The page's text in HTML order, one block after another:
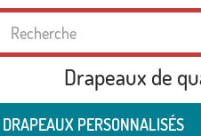
Drapeaux de
DRAPEAUX PERSONNALISÉS